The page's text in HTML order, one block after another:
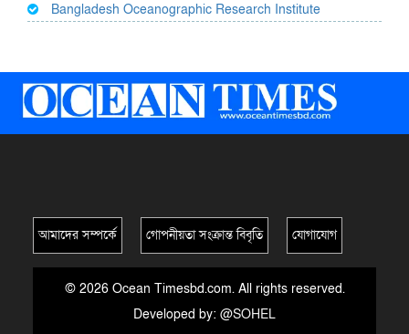
Bangladesh Oceanographic Research Institute
আমাদের সম্পর্কে গোপনীয়তা সংক্রান্ত বিবৃতি যোগাযোগ
© 2026 Ocean Timesbd.com. All rights reserved.
Developed by: @SOHEL